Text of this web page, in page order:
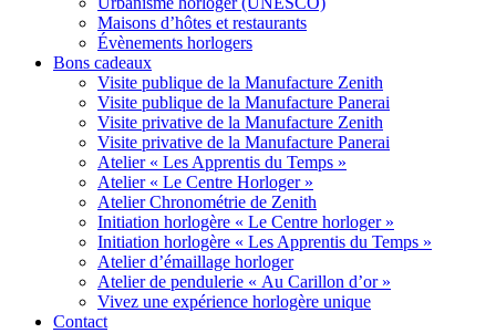
Maisons d’hôtes et restaurants
Évènements horlogers
Bons cadeaux
Visite publique de la Manufacture Zenith
Visite publique de la Manufacture Panerai
Visite privative de la Manufacture Zenith
Visite privative de la Manufacture Panerai
Atelier « Les Apprentis du Temps »
Atelier « Le Centre Horloger »
Atelier Chronométrie de Zenith
Initiation horlogère « Le Centre horloger »
Initiation horlogère « Les Apprentis du Temps »
Atelier d’émaillage horloger
Atelier de pendulerie « Au Carillon d’or »
Vivez une expérience horlogère unique
Contact